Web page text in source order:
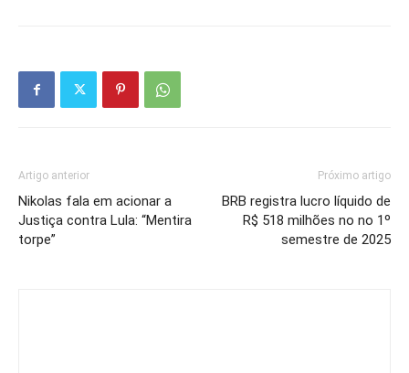
Artigo anterior
Nikolas fala em acionar a
Justiça contra Lula: “Mentira
torpe”
Próximo artigo
BRB registra lucro líquido de
R$ 518 milhões no no 1º
semestre de 2025